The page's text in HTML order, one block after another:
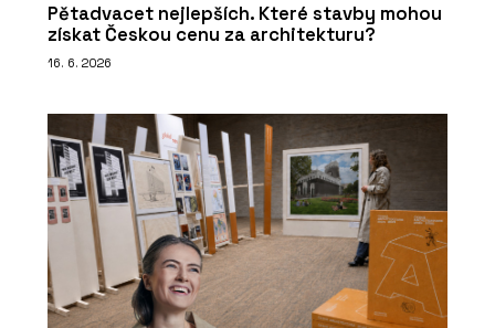
Pětadvacet nejlepších. Které stavby mohou
získat Českou cenu za architekturu?
16. 6. 2026